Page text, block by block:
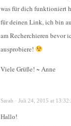
was für dich funktioniert
für deinen Link, ich bin
am Recherchieren bevor
ausprobiere!
Viele Grüße! ~ Anne
Sarah · Juli 24, 2015 at
Hallo!